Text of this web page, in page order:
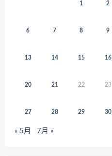
1 2
6 7 8 9
13 14 15 16
20 21 22 23
27 28 29 30
« 5月 7月 »